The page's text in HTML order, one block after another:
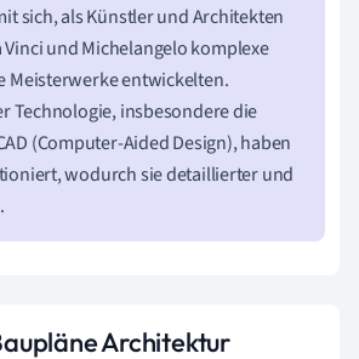
sich, als Künstler und Architekten
und Michelangelo komplexe
Meisterwerke entwickelten.
Technologie, insbesondere die
(Computer-Aided Design), haben
wodurch sie detaillierter und
Architektur